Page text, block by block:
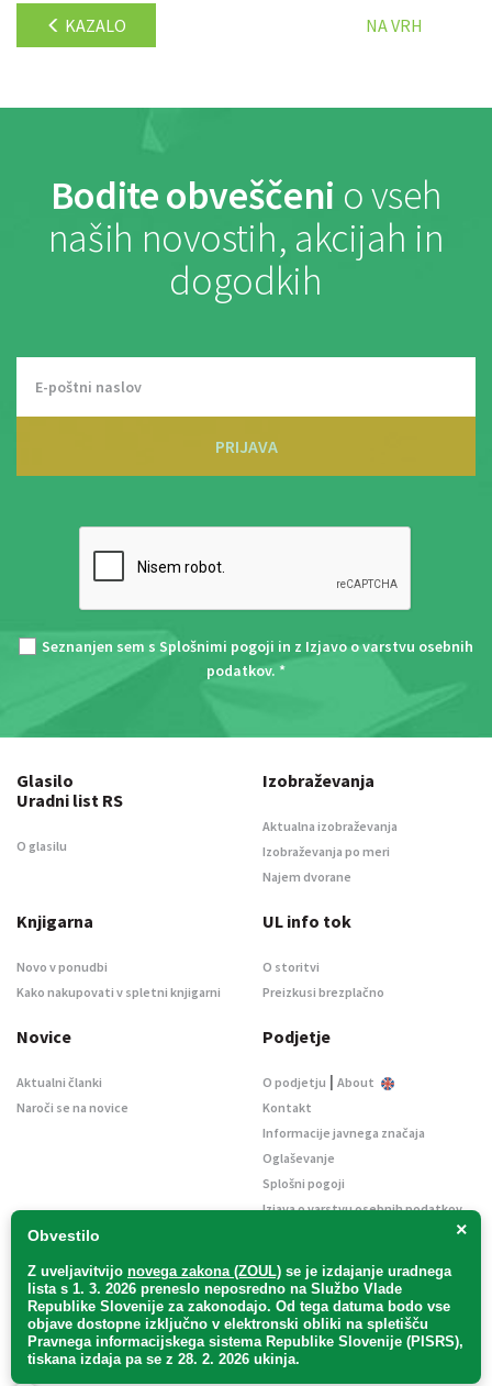
KAZALO NA VRH
Bodite obveščeni o vseh
naših novostih, akcijah in
dogodkih
PRIJAVA
Seznanjen sem s Splošnimi pogoji in z Izjavo o varstvu osebnih
podatkov. *
×
Obvestilo
Z uveljavitvijo novega zakona (ZOUL) se je izdajanje uradnega
lista s 1. 3. 2026 preneslo neposredno na Službo Vlade
Republike Slovenije za zakonodajo. Od tega datuma bodo vse
objave dostopne izključno v elektronski obliki na spletišču
Pravnega informacijskega sistema Republike Slovenije (PISRS),
tiskana izdaja pa se z 28. 2. 2026 ukinja.
Glasilo
Uradni list RS
O glasilu
Izobraževanja
Aktualna izobraževanja
Izobraževanja po meri
Najem dvorane
Knjigarna
Novo v ponudbi
Kako nakupovati v spletni knjigarni
UL info tok
O storitvi
Preizkusi brezplačno
Novice
Aktualni članki
Naroči se na novice
Podjetje
O podjetju | About
Kontakt
Informacije javnega značaja
Oglaševanje
Splošni pogoji
Izjava o varstvu osebnih podatkov
Uradni list d. o. o. – v likvidaciji / Vse pravice pridržane.